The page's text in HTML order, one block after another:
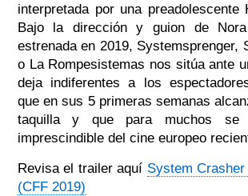
interpretada por una preadolescente
Bajo la dirección y guion de
estrenada en 2019, Systemsprenger,
o La Rompesistemas nos sitúa ante
deja indiferentes a los
que en sus 5 primeras semanas
taquilla y que para muchos
imprescindible del cine europeo
Revisa el trailer aquí System
(CFF 2019)